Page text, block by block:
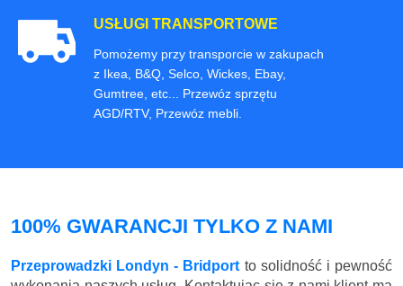
USŁUGI TRANSPORTOWE
Pomożemy przy transporcie w zakupach
z Ikea, B&Q, Selco, Wickes, Ebay,
Gumtree, etc... Przewóz sprzętu
AGD/RTV, Przewóz mebli.
100% GWARANCJI TYLKO Z NAMI
Przeprowadzki Londyn - Bridport to solidność i pewność